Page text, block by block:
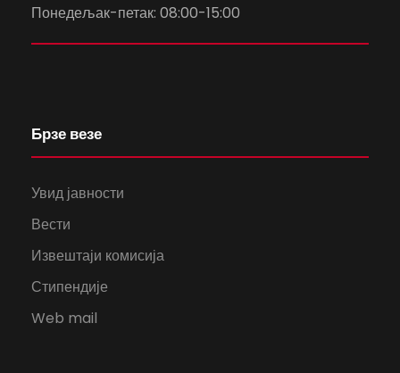
Понедељак-петак: 08:00-15:00
Брзе везе
Увид јавности
Вести
Извештаји комисија
Стипендије
Web mail